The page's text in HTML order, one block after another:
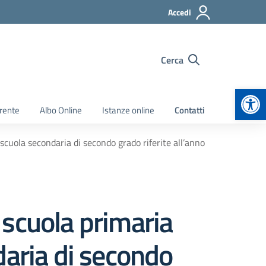
Accedi
Cerca
Albo Online Istanze online Contatti
secondaria di secondo grado riferite all’anno
primaria
di secondo